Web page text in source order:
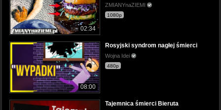
02:34
ZMIANYnaZIEMI
1080p
08:00
Rosyjski syndrom nagłej śmierci
Wojna Idei
480p
Tajemnica śmierci Bieruta